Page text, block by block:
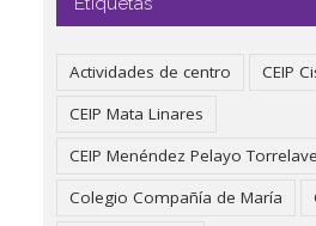
Actividades de centro
CEIP
CEIP Mata Linares
CEIP Menéndez Pelayo
Colegio Compañía de María